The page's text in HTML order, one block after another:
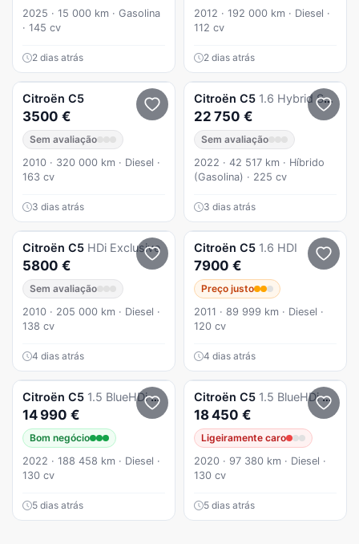
2025 · 15 000 km · Gasolina
· 145 cv
2 dias atrás
2012 · 192 000 km · Diesel ·
112 cv
2 dias atrás
Citroën C5
3500 €
Sem avaliação
2010 · 320 000 km · Diesel ·
163 cv
3 dias atrás
Citroën C5 1.6 Hybrid Shine e-EAT8
22 750 €
Sem avaliação
2022 · 42 517 km · Híbrido
(Gasolina) · 225 cv
3 dias atrás
Citroën C5 HDi Exclusive
5800 €
Sem avaliação
2010 · 205 000 km · Diesel ·
138 cv
4 dias atrás
Citroën C5 1.6 HDI
7900 €
Preço justo
2011 · 89 999 km · Diesel ·
120 cv
4 dias atrás
Citroën C5 1.5 BlueHDi Feel Business
14 990 €
Bom negócio
2022 · 188 458 km · Diesel ·
130 cv
5 dias atrás
Citroën C5 1.5 BlueHDi Shine Pack EAT8
18 450 €
Ligeiramente caro
2020 · 97 380 km · Diesel ·
130 cv
5 dias atrás